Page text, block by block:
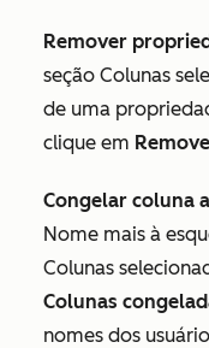
Remover
seção Colunas
de uma
clique em
Congelar coluna
Nome mais à
Colunas
Colunas
nomes dos